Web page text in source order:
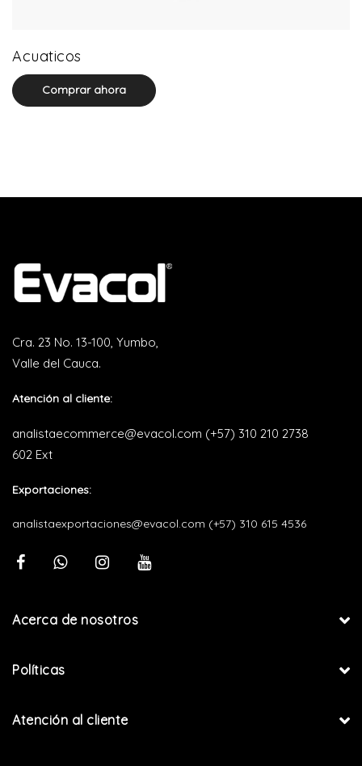
Acuaticos
Comprar ahora
Cra. 23 No. 13-100, Yumbo,
Valle del Cauca.
Atención al cliente:
analistaecommerce@evacol.com (+57) 310 210 2738
602 Ext
Exportaciones:
analistaexportaciones@evacol.com (+57) 310 615 4536
Acerca de nosotros
Políticas
Atención al cliente